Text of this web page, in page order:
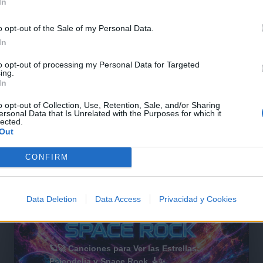
opt-out of the Sale of my Personal Data.
opt-out of processing my Personal Data for Targeted
opt-out of Collection, Use, Retention, Sale, and/or Sharing
Data that Is Unrelated with the Purposes for which it
CONFIRM
Data Deletion Data Access Privacidad y Cookies
🪐🚀 Canciones para Ver las Estrellas:
Psicodelia y Space Rock 🎸✨